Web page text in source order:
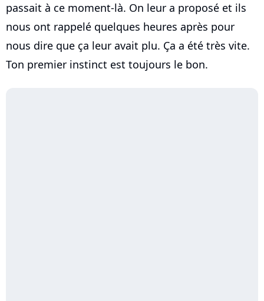
passait à ce moment-là. On leur a proposé et ils
nous ont rappelé quelques heures après pour
nous dire que ça leur avait plu. Ça a été très vite.
Ton premier instinct est toujours le bon.